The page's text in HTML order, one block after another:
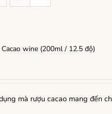
Cacao wine (200ml / 12.5 độ)
mà rượu cacao mang đến